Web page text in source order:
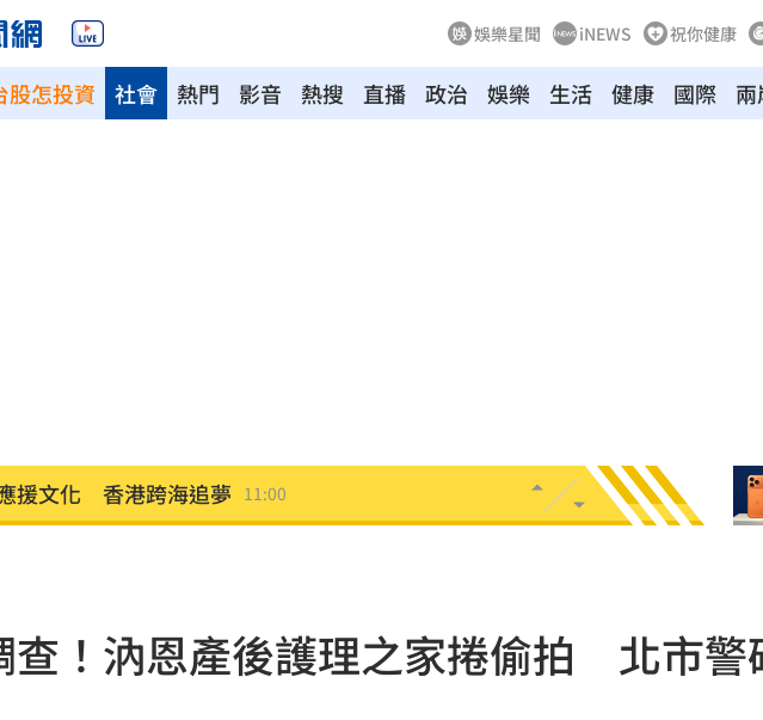
娛樂星聞 iNEWS 祝你健康
股怎投資 熱門 影音 熱搜 直播 政治
社會 娛樂 生活 健康 國際
援文化 香港跨海追夢 11:00
銷 台北6大活動曝光
？傳因「缺這貨」 10:57
求道歉 蔣萬安這樣說
查！汭恩產後護理之家捲偷拍 北市警